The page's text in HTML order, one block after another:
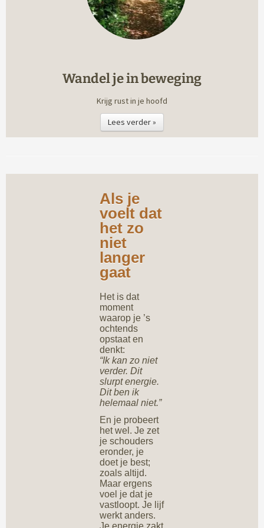
Wandel je in beweging
Krijg rust in je hoofd
Lees verder »
Als je
voelt dat
het zo
niet
langer
gaat
Het is dat
moment
waarop je ’s
ochtends
opstaat en
denkt:
“Ik kan zo niet
verder. Dit
slurpt energie.
Dit ben ik
helemaal niet.”
En je probeert
het wel. Je zet
je schouders
eronder, je
doet je best;
zoals altijd.
Maar ergens
voel je dat je
vastloopt. Je lijf
werkt anders.